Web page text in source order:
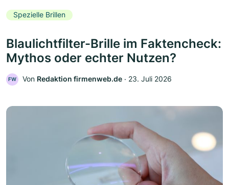
Spezielle Brillen
Blaulichtfilter-Brille im Faktencheck:
Mythos oder echter Nutzen?
FW Von Redaktion firmenweb.de ‧ 23. Juli 2026